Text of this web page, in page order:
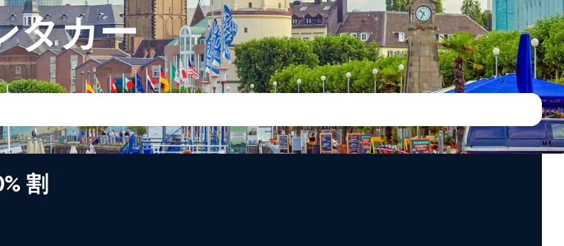
タカー
割